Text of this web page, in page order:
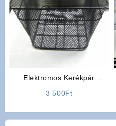
Elektromos Kerékpár
3 500Ft